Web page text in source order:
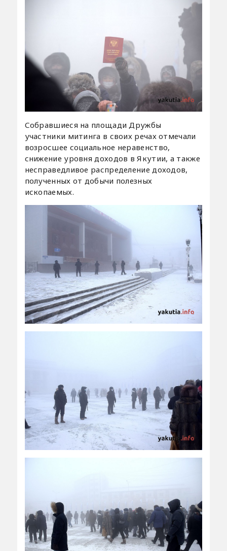
Собравшиеся на площади Дружбы
участники митинга в своих речах отмечали
возросшее социальное неравенство,
снижение уровня доходов в Якутии, а также
несправедливое распределение доходов,
полученных от добычи полезных
ископаемых.